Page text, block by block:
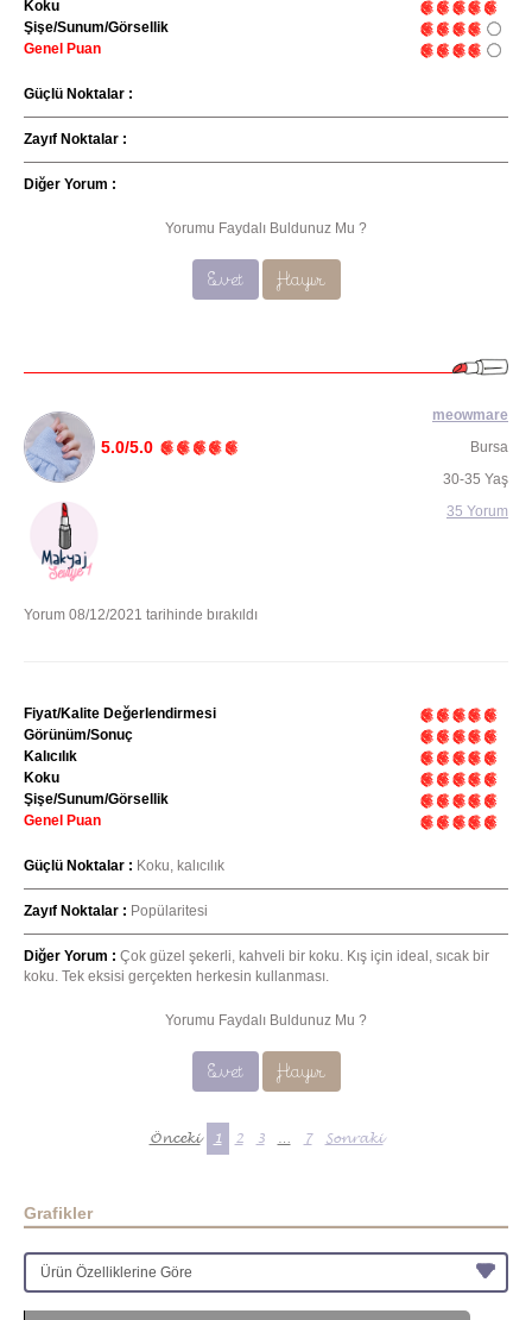
Koku
Şişe/Sunum/Görsellik
Genel Puan
Güçlü Noktalar :
Zayıf Noktalar :
Diğer Yorum :
Yorumu Faydalı Buldunuz Mu ?
Evet Hayır
5.0/5.0
Yorum 08/12/2021 tarihinde bırakıldı
meowmare
Bursa
30-35 Yaş
35 Yorum
Fiyat/Kalite Değerlendirmesi
Görünüm/Sonuç
Kalıcılık
Koku
Şişe/Sunum/Görsellik
Genel Puan
Güçlü Noktalar : Koku, kalıcılık
Zayıf Noktalar : Popülaritesi
Diğer Yorum : Çok güzel şekerli, kahveli bir koku. Kış için ideal, sıcak bir
koku. Tek eksisi gerçekten herkesin kullanması.
Yorumu Faydalı Buldunuz Mu ?
Evet Hayır
Önceki 1 2 3 … 7 Sonraki
Grafikler